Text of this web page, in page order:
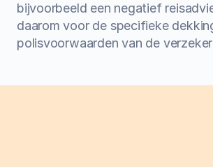
bijvoorbeeld een negatief
daarom voor de specifieke
polisvoorwaarden van de